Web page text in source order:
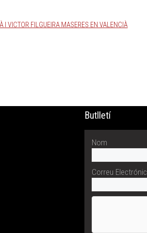
I VICTOR FILGUEIRA MASERES EN VALENCIÀ
Butlletí
Nom
Correu Electrónic